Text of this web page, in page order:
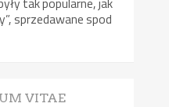
sprzedawane spod
VITAE